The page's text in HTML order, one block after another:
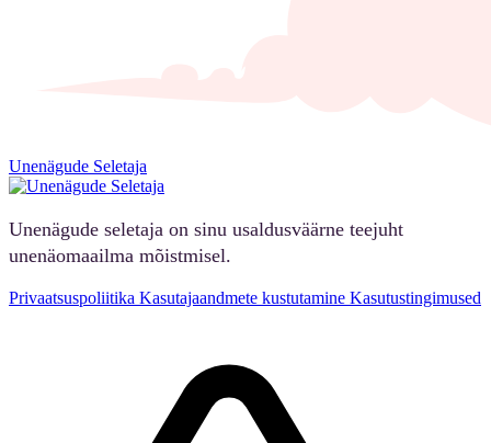
Unenägude Seletaja
Unenägude seletaja on sinu usaldusväärne teejuht
unenäomaailma mõistmisel.
Privaatsuspoliitika Kasutajaandmete kustutamine Kasutustingimused